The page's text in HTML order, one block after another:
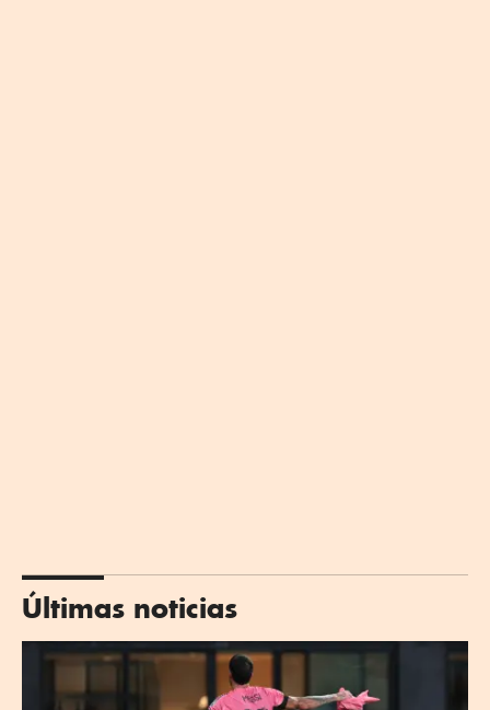
Últimas noticias